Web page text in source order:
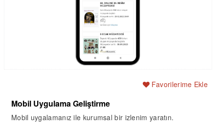
Favorilerime Ekle
Mobil Uygulama Geliştirme
Mobil uygalamanız ile kurumsal bir izlenim yaratın.